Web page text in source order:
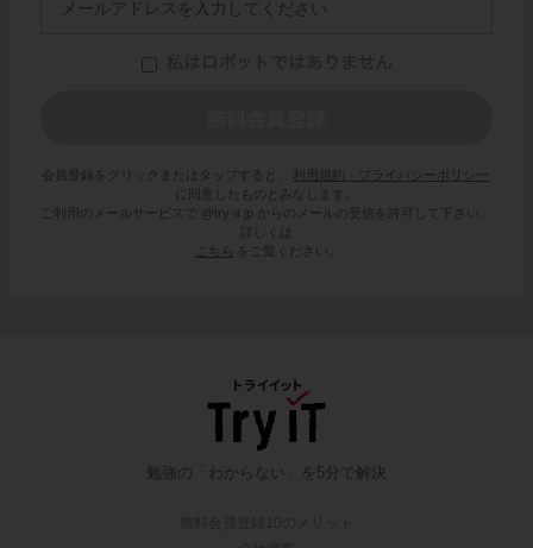
会員登録をクリックまたはタップすると、
利用規約・プライバシーポリシー
に同意したものとみなします。
ご利用のメールサービスで @try-it.jp からのメールの受信を許可して下さい。
詳しくは
こちら
をご覧ください。
勉強の「わからない」を5分で解決